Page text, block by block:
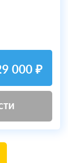
000 ₽